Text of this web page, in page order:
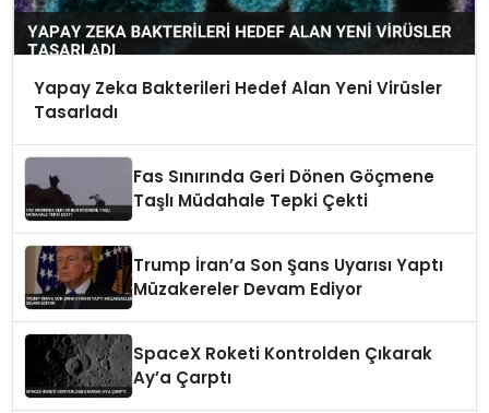
Yapay Zeka Bakterileri Hedef Alan Yeni Virüsler
Tasarladı
Fas Sınırında Geri Dönen Göçmene
Taşlı Müdahale Tepki Çekti
Trump İran’a Son Şans Uyarısı Yaptı
Müzakereler Devam Ediyor
SpaceX Roketi Kontrolden Çıkarak
Ay’a Çarptı